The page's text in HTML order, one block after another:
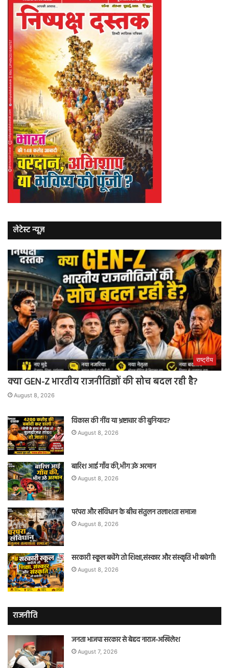
लेटेस्ट न्यूज़
राष्ट्रीय
क्या GEN-Z भारतीय राजनीतिज्ञों की सोच बदल रही है?
August 8, 2026
विकास की नींव या भ्रष्टाचार की बुनियाद?
August 8, 2026
बारिश आई गाँव की,भीग उठे अरमान
August 8, 2026
परंपरा और संविधान के बीच संतुलन तलाशता समाज!
August 8, 2026
सरकारी स्कूल बचेंगे तो शिक्षा,संस्कार और संस्कृति भी बचेगी!
August 8, 2026
राजनीति
जनता भाजपा सरकार से बेहद नाराज-अखिलेश
August 7, 2026